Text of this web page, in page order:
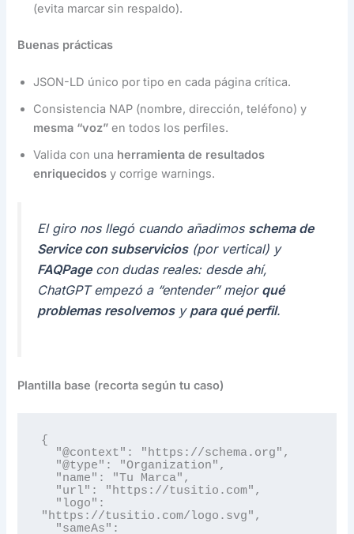
(evita marcar sin respaldo).
Buenas prácticas
JSON-LD único por tipo en cada página crítica.
Consistencia NAP (nombre, dirección, teléfono) y
mesma “voz” en todos los perfiles.
Valida con una herramienta de resultados
enriquecidos y corrige warnings.
El giro nos llegó cuando añadimos schema de
Service con subservicios(por vertical) y
FAQPagecon dudas reales: desde ahí,
ChatGPT empezó a “entender” mejor qué
problemas resolvemosy para qué perfil.
Plantilla base (recorta según tu caso)
{
"https://tusitio.com/logo.svg",